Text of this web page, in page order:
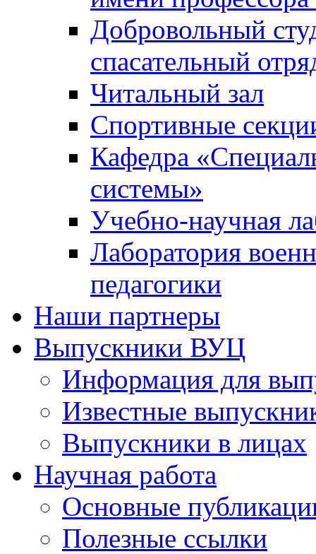
Добровольный
спасательный
Читальный зал
Спортивные
Кафедра
системы»
Учебно-научная
Лаборатория
педагогики
Наши партнеры
Выпускники ВУЦ
Информация для
Известные
Выпускники в лицах
Научная работа
Основные
Полезные ссылки